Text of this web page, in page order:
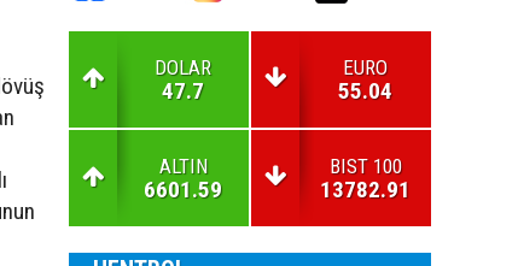
DOLAR
47.7
EURO
55.04
ALTIN
6601.59
BIST 100
13782.91